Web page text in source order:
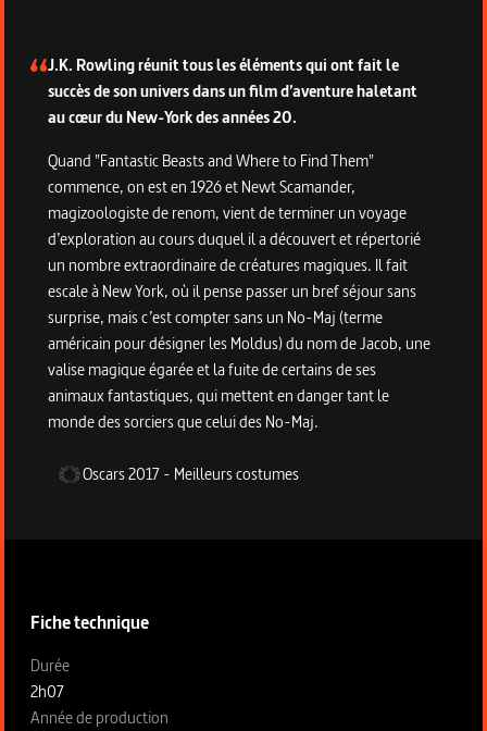
J.K. Rowling réunit tous les éléments qui ont fait le
succès de son univers dans un film d’aventure haletant
au cœur du New-York des années 20.
Quand "Fantastic Beasts and Where to Find Them"
commence, on est en 1926 et Newt Scamander,
magizoologiste de renom, vient de terminer un voyage
d’exploration au cours duquel il a découvert et répertorié
un nombre extraordinaire de créatures magiques. Il fait
escale à New York, où il pense passer un bref séjour sans
surprise, mais c’est compter sans un No-Maj (terme
américain pour désigner les Moldus) du nom de Jacob, une
valise magique égarée et la fuite de certains de ses
animaux fantastiques, qui mettent en danger tant le
monde des sorciers que celui des No-Maj.
Oscars2017- Meilleurs costumes
Fiche technique
Fiche technique section gauche
Durée
2h07
Année de production